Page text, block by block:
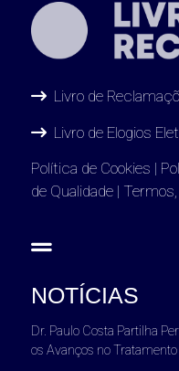
Livro de
Livro de Elogios
Política de Cookies |
de Qualidade|
NOTÍCIAS
Dr. Paulo Costa Partilha
os Avanços no